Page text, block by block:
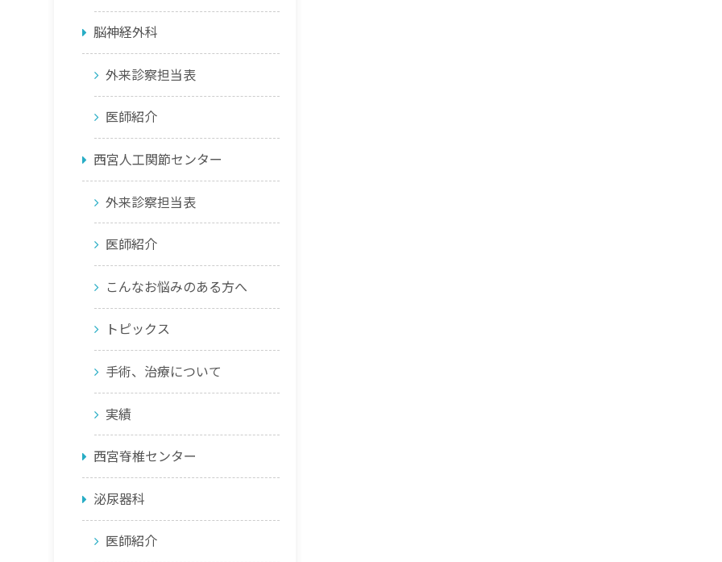
脳神経外科
外来診察担当表
医師紹介
西宮人工関節センター
外来診察担当表
医師紹介
こんなお悩みのある方へ
トピックス
手術、治療について
実績
西宮脊椎センター
泌尿器科
医師紹介